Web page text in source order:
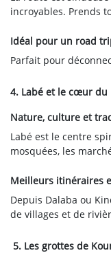
incroyables. Prends
Idéal pour un road
Parfait pour
4. Labé et le cœur du
Nature, culture et
Labé est le centre
mosquées, les
Meilleurs itinéraires
Depuis Dalaba ou
de villages et de
5. Les grottes de